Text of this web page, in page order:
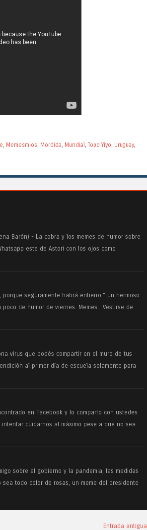
Memesmios Mordida Mundial Topo Yiyo Uruguay,
Barón) - La cobra y los memes de humor sobre
este de Astori con los ojos como
seguramente habrá entierro." Un hermoso
de humor de viernes. Memes : Vestirse de
virus que podés compartir en el muro de tus
al primer día de escuela solamente para
en Facebook y lo comparto con ustedes
cuidarnos al máximo pese a que no sea
sobre el gobierno y la pandemia, las medidas
todo color de rosas, un meme del presidente
Entrada antigua